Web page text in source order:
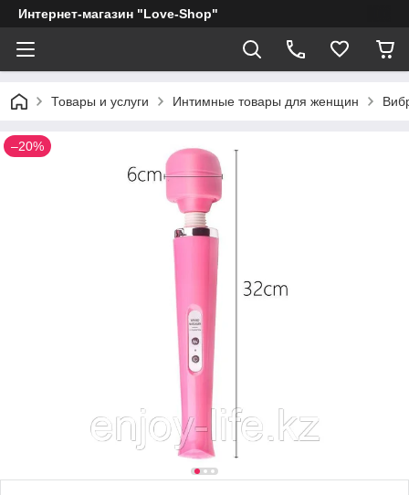
Интернет-магазин "Love-Shop"
Товары и услуги Интимные товары для женщин
–20%